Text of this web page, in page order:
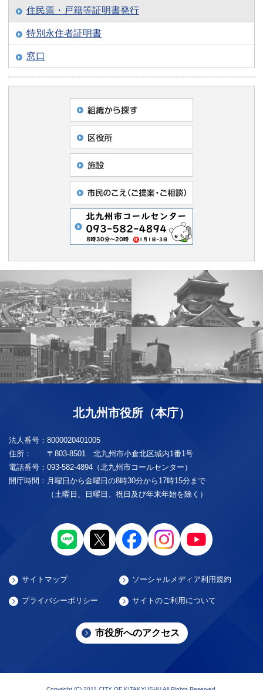
住民票・戸籍等証明書発行
特別永住者証明書
窓口
北九州市役所（本庁）
法人番号： 8000020401005
住所：
〒803-8501 北九州市小倉北区城内1番1号
電話番号： 093-582-4894（北九州市コールセンター）
開庁時間： 月曜日から金曜日の8時30分から17時15分まで
（土曜日、日曜日、祝日及び年末年始を除く）
サイトマップ ソーシャルメディア利用規約
プライバシーポリシー サイトのご利用について
市役所へのアクセス